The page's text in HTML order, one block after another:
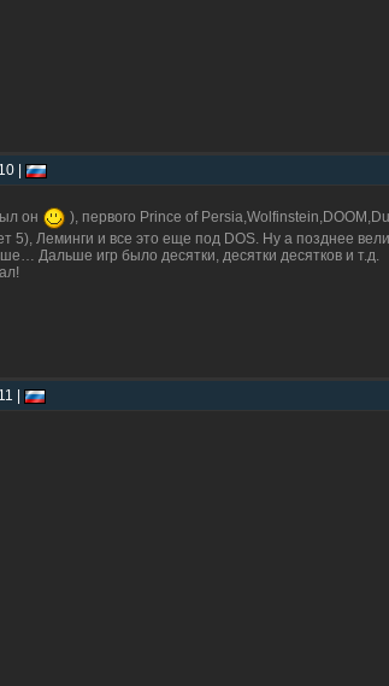
|
он
), первого Prince of
5), Леминги и все это еще под DOS. Ну а позднее
Дальше игр было десятки, десятки десятков и т.д.
|